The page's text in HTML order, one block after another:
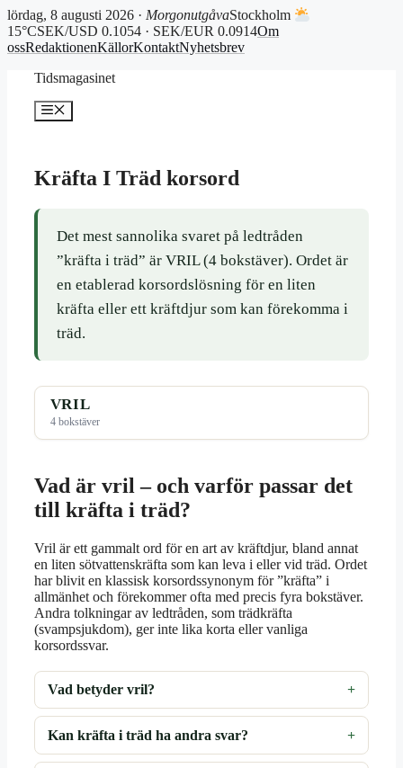
lördag, 8 augusti 2026 · MorgonutgåvaStockholm
15°CSEK/USD 0.1054 · SEK/EUR 0.0914Om
ossRedaktionenKällorKontaktNyhetsbrev
Tidsmagasinet
Meny
Kräfta I Träd korsord
Det mest sannolika svaret på ledtråden
”kräfta i träd” är VRIL (4 bokstäver). Ordet är
en etablerad korsordslösning för en liten
kräfta eller ett kräftdjur som kan förekomma i
träd.
VRIL
4 bokstäver
Vad är vril – och varför passar det
till kräfta i träd?
Vril är ett gammalt ord för en art av kräftdjur, bland annat
en liten sötvattenskräfta som kan leva i eller vid träd. Ordet
har blivit en klassisk korsordssynonym för ”kräfta” i
allmänhet och förekommer ofta med precis fyra bokstäver.
Andra tolkningar av ledtråden, som trädkräfta
(svampsjukdom), ger inte lika korta eller vanliga
korsordssvar.
Vad betyder vril?
Kan kräfta i träd ha andra svar?